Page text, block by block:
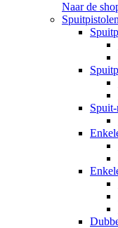
Naar de